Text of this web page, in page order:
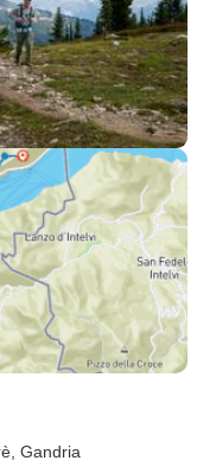
, Gandria